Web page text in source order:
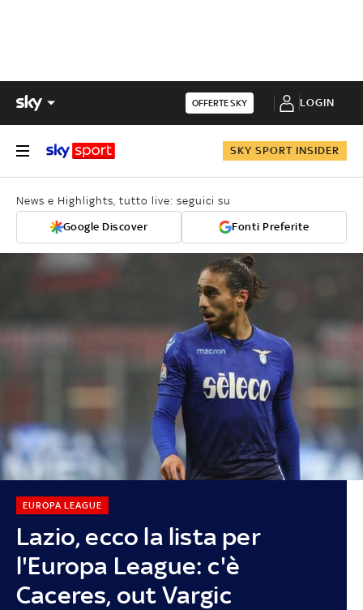
OFFERTE SKY LOGIN
SKY SPORT INSIDER
News e Highlights, tutto live: seguici su
Google Discover Fonti Preferite
Lazio, ecco la lista per
l'Europa League: c'è
Caceres, out Vargic
EUROPA LEAGUE